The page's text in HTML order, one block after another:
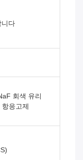
니다
회색 유리
응고제